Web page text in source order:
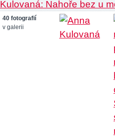
40 fotografií
v galerii